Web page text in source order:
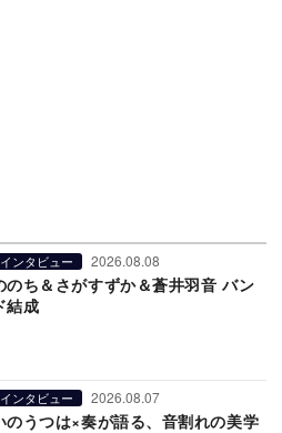
インタビュー 2026.08.08
のち＆さがすずか＆蒼井羽音 バン
結成
インタビュー 2026.08.07
のうつは×奏が語る、音割れの美学